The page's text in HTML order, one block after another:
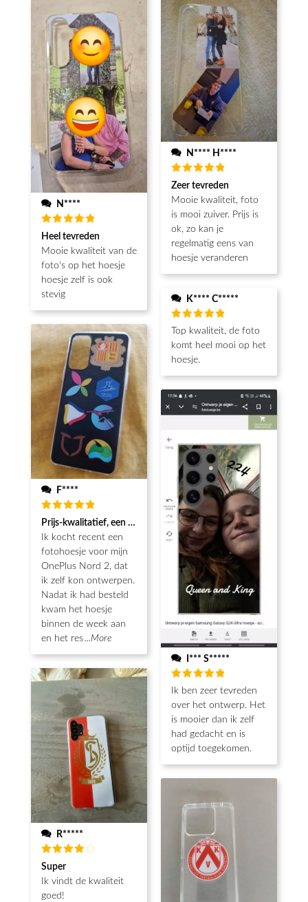
N****
Beoordeeld
5van de 5
Heel tevreden
Mooie kwaliteit van de
foto's op het hoesje
hoesje zelf is ook
stevig
F****
Beoordeeld
5 van de 5
Prijs-kwalitatief, een echt koopje met mooie afwerking
Ik kocht recent een
fotohoesje voor mijn
OnePlus Nord 2, dat
ik zelf kon ontwerpen.
Nadat ik had besteld
kwam het hoesje
binnen de week aan
en het res...More
R*****
Beoordeeld
4 van de
5
Super
Ik vindt de kwaliteit
goed!
N**** H****
Beoordeeld
5van de 5
Zeer tevreden
Mooie kwaliteit, foto
is mooi zuiver. Prijs is
ok, zo kan je
regelmatig eens van
hoesje veranderen
K**** C*****
Beoordeeld
5 van de 5
Top kwaliteit, de foto
komt heel mooi op het
hoesje.
I*** S*****
Beoordeeld
Ik ben zeer tevreden
over het ontwerp. Het
is mooier dan ik zelf
had gedacht en is
optijd toegekomen.